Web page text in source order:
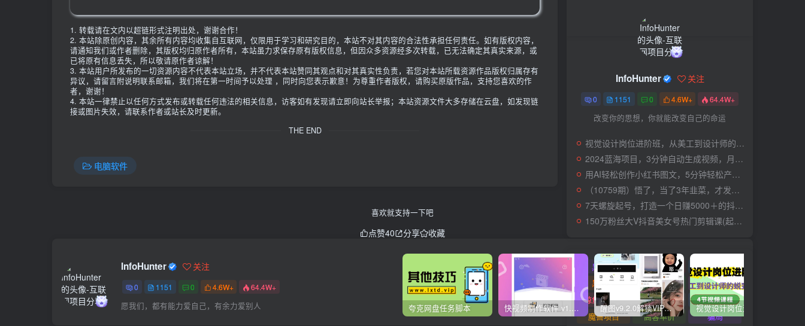
1. 转载请在文内以超链形式注明出处，谢谢合作！
2. 本站除原创内容，其余所有内容均收集自互联网，仅限用于学习和研究目的，本站不对其内容的合法性承担任何责任。如有版权内容，
请通知我们或作者删除，其版权均归原作者所有，本站虽力求保存原有版权信息，但因众多资源经多次转载，已无法确定其真实来源，或
已将原有信息丢失，所以敬请原作者谅解！
3. 本站用户所发布的一切资源内容不代表本站立场，并不代表本站赞同其观点和对其真实性负责，若您对本站所载资源作品版权归属存有
异议，请留言附说明联系邮箱，我们将在第一时间予以处理 ，同时向您表示歉意！为尊重作者版权，请购买原版作品，支持您喜欢的作
者，谢谢！
4. 本站一律禁止以任何方式发布或转载任何违法的相关信息，访客如有发现请立即向站长举报；本站资源文件大多存储在云盘，如发现链
接或图片失效，请联系作者或站长及时更新。
THE END
电脑软件
喜欢就支持一下吧
点赞40 分享 收藏
InfoHunter 关注
0 1151 0 4.6W+ 64.4W+
愿我们，都有能力爱自己，有余力爱别人 夸克网盘任务脚本 快视频制作软件 v1.1.1安卓版 醒图v9.2.0解锁VIP版_滤镜、模板免费使用
InfoHunter 关注
0 1151 0 4.6W+ 64.4W+
改变你的思想，你就能改变自己的命运
视觉设计岗位进阶班，从美工到设计师的蜕变（4节视频课程）
2024蓝海项目，3分钟自动生成视频，月入过万
用AI轻松创作小红书图文，5分钟轻松产出300条小红书爆款笔记！
（10759期）悟了，当了3年韭菜，才发现网赚圈年赚100万的核心是卖项目，含泪分享！
7天螺旋起号，打造一个日赚5000＋的抖音壁纸号（价值688）
150万粉丝大V抖音美女号热门剪辑课(起号 过原创 素材来源 无人直播 变现)
黑科技 黑白弹幕
黑灰产业链
黑核AI
黑屏撸礼物撸门票
麦片好剧
鲸鱼短视频
鲨鱼动漫
魔豆助手
魔兽项目
高客单价
骗局